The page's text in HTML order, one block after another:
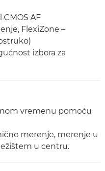
AF
FlexiZone –
izbora za
vremenu pomoću
merenje, merenje u
u centru.